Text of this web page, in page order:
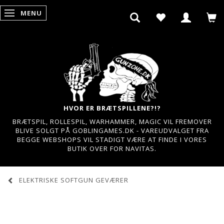
SKIFTE NAVIGATION
MENU
HVOR ER BRÆTSPILLENE?!?
BRÆTSPIL, ROLLESPIL, WARHAMMER, MAGIC VIL FREMOVER
BLIVE SOLGT PÅ GOBLINGAMES.DK - VAREUDVALGET FRA
BEGGE WEBSHOPS VIL STADIGT VÆRE AT FINDE I VORES
BUTIK OVER FOR NAVITAS.
ELEKTRISKE SOFTGUN GEVÆRER